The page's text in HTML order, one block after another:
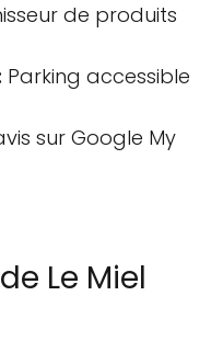
de produits
Parking accessible
sur Google My
Le Miel